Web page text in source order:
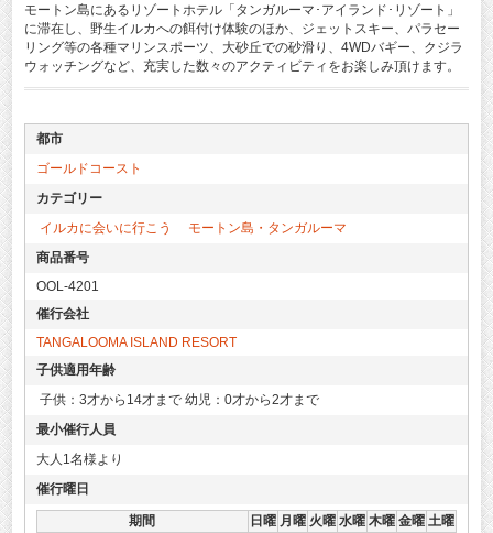
モートン島にあるリゾートホテル「タンガルーマ･アイランド･リゾート」
に滞在し、野生イルカへの餌付け体験のほか、ジェットスキー、パラセー
リング等の各種マリンスポーツ、大砂丘での砂滑り、4WDバギー、クジラ
ウォッチングなど、充実した数々のアクティビティをお楽しみ頂けます。
都市
ゴールドコースト
カテゴリー
イルカに会いに行こう
モートン島・タンガルーマ
商品番号
OOL-4201
催行会社
TANGALOOMA ISLAND RESORT
子供適用年齢
子供：3才から14才まで 幼児：0才から2才まで
最小催行人員
大人1名様より
催行曜日
期間 日曜 月曜 火曜 水曜 木曜 金曜 土曜